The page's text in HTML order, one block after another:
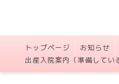
トップページ お知らせ
出産入院案内（準備してい